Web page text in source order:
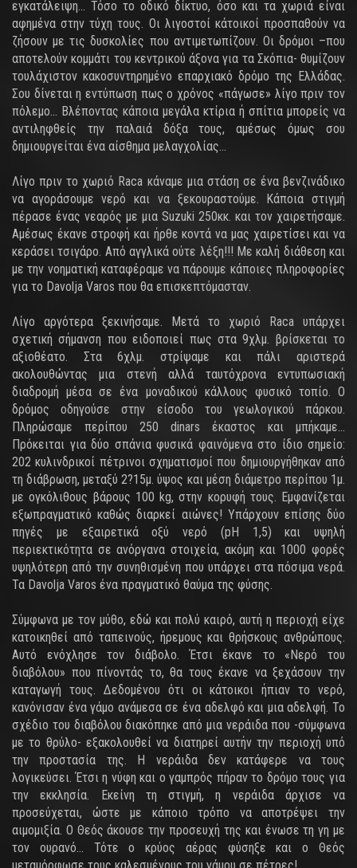
εγκατάλειψη… Τόσο το οδικό δίκτυο, όσο και τα χωριά είναι
αφημένα στην τύχη τους. Οι λιγοστοί κάτοικοί προσπαθούν να
ζήσουν με τις δυσκολίες που αντιμετωπίζουν. Οι δρόμοι –που
αποτελούν κομμάτι του κεντρικού άξονα για τα Σκόπια- θυμίζουν
τουλάχιστον κακοσυντηρημένο επαρχιακό δρόμο της Ελλάδας.
Σου δίνεται η εντύπωση πως ο χρόνος «πάγωσε» λίγο πριν τον
πόλεμο… Βλέποντας κάποια μεγάλα κτίρια ή σπίτια μπορείς να
αντιληφθείς την παλαιά δόξα τους, αμέσως όμως σου
δημιουργείται ένα αίσθημα μελαγχολίας…
Λίγο πριν το χωριό Raca κάναμε μια στάση σε ένα βενζινάδικο
να αγοράσουμε νερό και να ξεκουραστούμε. Κάποια στιγμή
πέρασε ένας νεαρός με μια Suzuki 250κκ. και τον χαιρετήσαμε.
Αμέσως έκανε στροφή και ήρθε κοντά να μας χαιρετίσει και να
κεράσει τσιγάρο. Από αγγλικά ούτε λέξη!!! Με καλή διάθεση και
με την νοηματική καταφέραμε να πάρουμε κάποιες πληροφορίες
για το Davolja Varos που θα επισκεπτόμασταν.
Λίγο αργότερα ξεκινήσαμε. Μετά το χωριό Raca υπάρχει
σχετική σήμανση που ειδοποιεί πως στα 9χλμ. βρίσκεται το
αξιοθέατο. Στα 6χλμ. στρίψαμε και πάλι αριστερά
ακολουθώντας μια στενή αλλά ταυτόχρονα εντυπωσιακή
διαδρομή μέσα σε ένα μοναδικού κάλλους φυσικό τοπίο. Ο
δρόμος οδηγούσε στην είσοδο του γεωλογικού πάρκου.
Πληρώσαμε περίπου 250 dinars έκαστος και μπήκαμε…
Πρόκειται για δύο σπάνια φυσικά φαινόμενα στο ίδιο σημείο:
202 κυλινδρικοί πέτρινοι σχηματισμοί που δημιουργήθηκαν από
τη διάβρωση, μεταξύ 2?15μ. ύψος και μέση διάμετρο περίπου 1μ.
με ογκόλιθους βάρους 100 kg, στην κορυφή τους. Εμφανίζεται
εξωπραγματικό καθώς διαρκεί αιώνες! Υπάρχουν επίσης δύο
πηγές με εξαιρετικά οξύ νερό (pH 1,5) και υψηλή
περιεκτικότητα σε ανόργανα στοιχεία, ακόμη και 1000 φορές
υψηλότερη από την συνηθισμένη που υπάρχει στα πόσιμα νερά.
Τα Davolja Varos ένα πραγματικό θαύμα της φύσης.
Σύμφωνα με τον μύθο, εδώ και πολύ καιρό, αυτή η περιοχή είχε
κατοικηθεί από ταπεινoύς, ήρεμους και θρήσκους ανθρώπους.
Αυτό ενόχλησε τον διάβολο. Έτσι έκανε το «Νερό του
διαβόλου» που πίνοντάς το, θα τους έκανε να ξεχάσουν την
καταγωγή τους. Δεδομένου ότι οι κάτοικοι ήπιαν το νερό,
κανόνισαν ένα γάμο ανάμεσα σε ένα αδελφό και μια αδελφή. Το
σχέδιο του διαβόλου διακόπηκε από μια νεράιδα που -σύμφωνα
με το θρύλο- εξακολουθεί να διατηρεί αυτήν την περιοχή υπό
την προστασία της. Η νεράιδα δεν κατάφερε να τους
λογικεύσει. Έτσι η νύφη και ο γαμπρός πήραν το δρόμο τους για
την εκκλησία. Εκείνη τη στιγμή, η νεράιδα άρχισε να
προσεύχεται, ώστε με κάποιο τρόπο να αποτρέψει την
αιμομιξία. Ο Θεός άκουσε την προσευχή της και ένωσε τη γη με
τον ουρανό… Τότε ο κρύος αέρας φύσηξε και ο Θεός